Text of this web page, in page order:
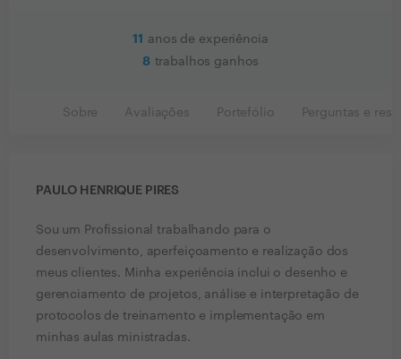
11
anos de experiência
8 trabalhos ganhos
Sobre Avaliações Portefólio Perguntas e
PAULO HENRIQUE PIRES
Sou um Profissional trabalhando para o
desenvolvimento, aperfeiçoamento e realização dos
meus clientes. Minha experiência inclui o desenho e
gerenciamento de projetos, análise e interpretação de
protocolos de treinamento e implementação em
minhas aulas ministradas.